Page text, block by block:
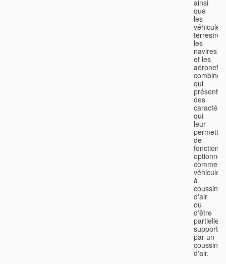
ainsi
que
les
véhicules
terrestres,
les
navires
et les
aéronefs
combinés
qui
des
qui
leur
de
comme
véhicules
à
coussin
d'air
ou
d'être
supportés
par un
coussin
d'air.